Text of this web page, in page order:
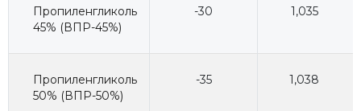
Пропиленгликоль
45% (ВПР-45%)
-30 1,035
Пропиленгликоль
50% (ВПР-50%)
-35 1,038